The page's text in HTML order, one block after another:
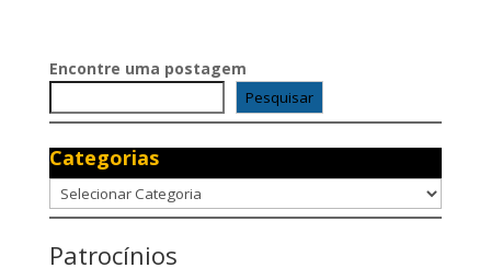
GRATUITAMENTE!
CLIQUE FORA DO POP-UP PARA FECHAR
Encontre uma postagem
Pesquisar
Categorias
Categorias
Patrocínios